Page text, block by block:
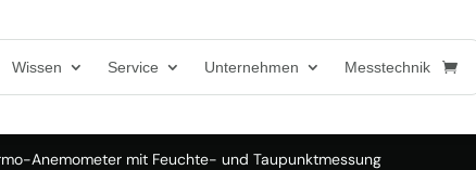
Wissen Service Unternehmen Messtechnik
Anemometer mit Feuchte- und Taupunktmessung